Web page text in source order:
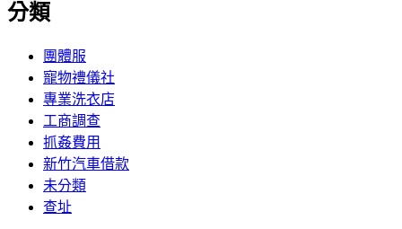
分類
團體服
寵物禮儀社
專業洗衣店
工商調查
抓姦費用
新竹汽車借款
未分類
查址